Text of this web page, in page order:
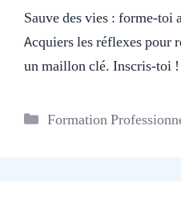
Sauve des vies : forme-toi
Acquiers les réflexes pour
un maillon clé. Inscris-toi !
Catégories
Formation